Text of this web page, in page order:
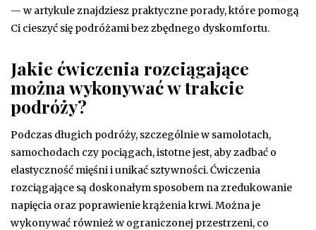
— w artykule znajdziesz praktyczne porady, które pomogą
Ci cieszyć się podróżami bez zbędnego dyskomfortu.
Jakie ćwiczenia rozciągające
można wykonywać w trakcie
podróży?
Podczas długich podróży, szczególnie w samolotach,
samochodach czy pociągach, istotne jest, aby zadbać o
elastyczność mięśni i unikać sztywności. Ćwiczenia
rozciągające są doskonałym sposobem na zredukowanie
napięcia oraz poprawienie krążenia krwi. Można je
wykonywać również w ograniczonej przestrzeni, co